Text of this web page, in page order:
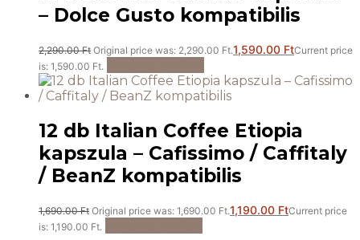
– Dolce Gusto kompatibilis
2,290.00Ft Original price was: 2,290.00 Ft.1,590.00 FtCurrent price
is: 1,590.00 Ft.
12 db Italian Coffee Etiopia
kapszula – Cafissimo / Caffitaly
/ BeanZ kompatibilis
1,690.00Ft Original price was: 1,690.00 Ft.1,190.00 FtCurrent price
is: 1,190.00 Ft.